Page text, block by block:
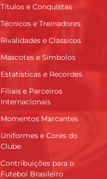
Títulos e Conquistas
Técnicos e Treinadores
Rivalidades e Clássicos
Mascotes e Símbolos
Estatísticas e Recordes
Filiais e Parceiros
Internacionais
Momentos Marcantes
Uniformes e Cores do
Clube
Contribuições para o
Futebol Brasileiro